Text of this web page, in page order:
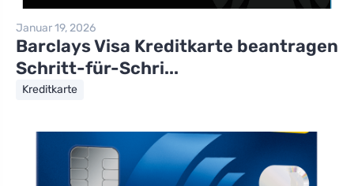
Januar 19, 2026
Barclays Visa Kreditkarte beantragen
Schritt-für-Schri...
Kreditkarte